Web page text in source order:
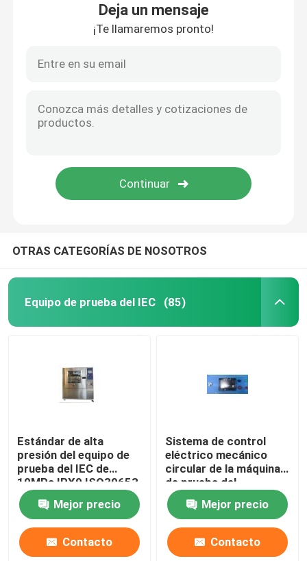
Deja un mensaje
¡Te llamaremos pronto!
OTRAS CATEGORÍAS DE NOSOTROS
Equipo de prueba del IEC (85)
Estándar de alta
presión del equipo de
prueba del IEC de
10MPa IPX9 ISO30653
2006
Mejor precio
Contacto
Sistema de control
eléctrico mecánico
circular de la máquina
de prueba del
interruptor de la sierra
Mejor precio
Contacto